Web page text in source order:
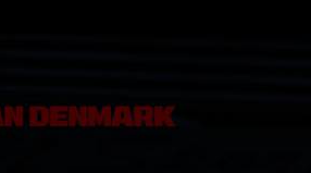
DENMARK